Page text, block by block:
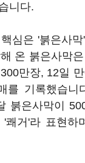
니다.
심은 '붉은사
온 붉은사막
만장, 12일
를 기록했습니
붉은사막이
쾌거'라 표현하